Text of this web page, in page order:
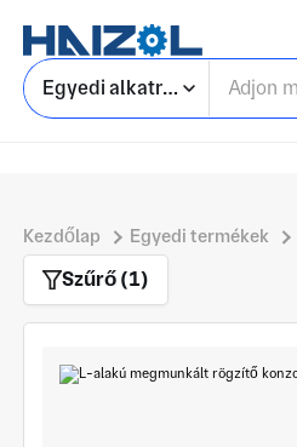
Egyedi alkatrészek keresése
Kezdőlap Egyedi termékek
Szűrő (1)